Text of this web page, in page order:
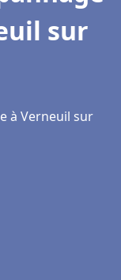
sur
à Verneuil sur